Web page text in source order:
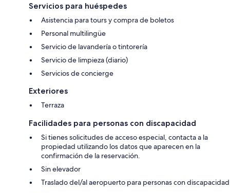
Servicios para huéspedes
Asistencia para tours y compra de boletos
Personal multilingüe
Servicio de lavandería o tintorería
Servicio de limpieza (diario)
Servicios de concierge
Exteriores
Terraza
Facilidades para personas con discapacidad
Si tienes solicitudes de acceso especial, contacta a la
propiedad utilizando los datos que aparecen en la
confirmación de la reservación.
Sin elevador
Traslado del/al aeropuerto para personas con discapacidad